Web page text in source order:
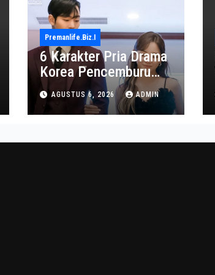
Premanlife.biz.i
6 Karakter Pria Drama
Korea Pencemburu
Berat, Bikin Penonton
Gemas
AGUSTUS 6, 2026 ADMIN